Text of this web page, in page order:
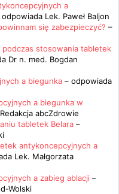
a
odpowiada Lek. Paweł Baljon
się zabezpieczyć? –
stosowania tabletek
Dr n. med. Bogdan
a biegunka – odpowiada
a biegunka w
Redakcja abcZdrowie
tabletek Belara –
antykoncepcyjnych a
Lek. Małgorzata
a zabieg ablacji –
Wolski